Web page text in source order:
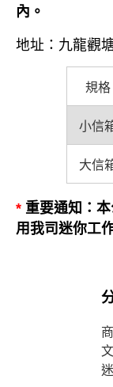
內。
地址：九龍觀
規格
小信
大信
* 重要通知：
用我司迷你工